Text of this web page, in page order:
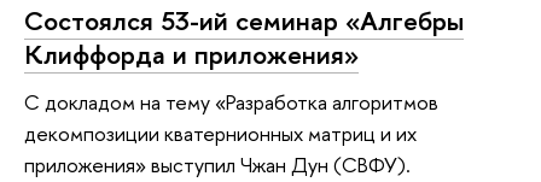
Состоялся 53-ий семинар «Алгебры
Клиффорда и приложения»
С докладом на тему «Разработка алгоритмов
декомпозиции кватернионных матриц и их
приложения» выступил Чжан Дун (СВФУ).